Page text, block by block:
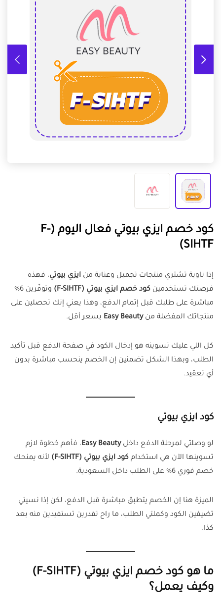
كود خصم ايزي بيوتي فعال اليوم (F-
SIHTF)
إذا ناوية تشتري منتجات تجميل وعناية من ايزي بيوتي، فهذه
فرصتك تستخدمين كود خصم ايزي بيوتي (F-SIHTF)
وتوفّرين 6%
مباشرة على طلبك قبل إتمام الدفع، وهذا يعني إنك تحصلين على
منتجاتك المفضلة منEasy Beauty بسعر أقل.
كل اللي عليك تسوينه هو إدخال الكود في صفحة الدفع قبل تأكيد
الطلب، وبهذا الشكل تضمنين إن الخصم ينحسب مباشرة بدون
أي تعقيد.
كود ايزي بيوتي
لو وصلتي لمرحلة الدفع داخلEasy Beauty، فأهم خطوة لازم
تسوينها الآن هي استخدام كود ايزي بيوتي (F-SIHTF)
لأنه يمنحك
خصم فوري 6% على الطلب داخل السعودية.
الميزة هنا إن الخصم يتطبق مباشرة قبل الدفع، لكن إذا نسيتي
تضيفين الكود وكملتي الطلب، ما راح تقدرين تستفيدين منه بعد
كذا.
ما هو كود خصم ايزي بيوتي (F-SIHTF)
وكيف يعمل؟